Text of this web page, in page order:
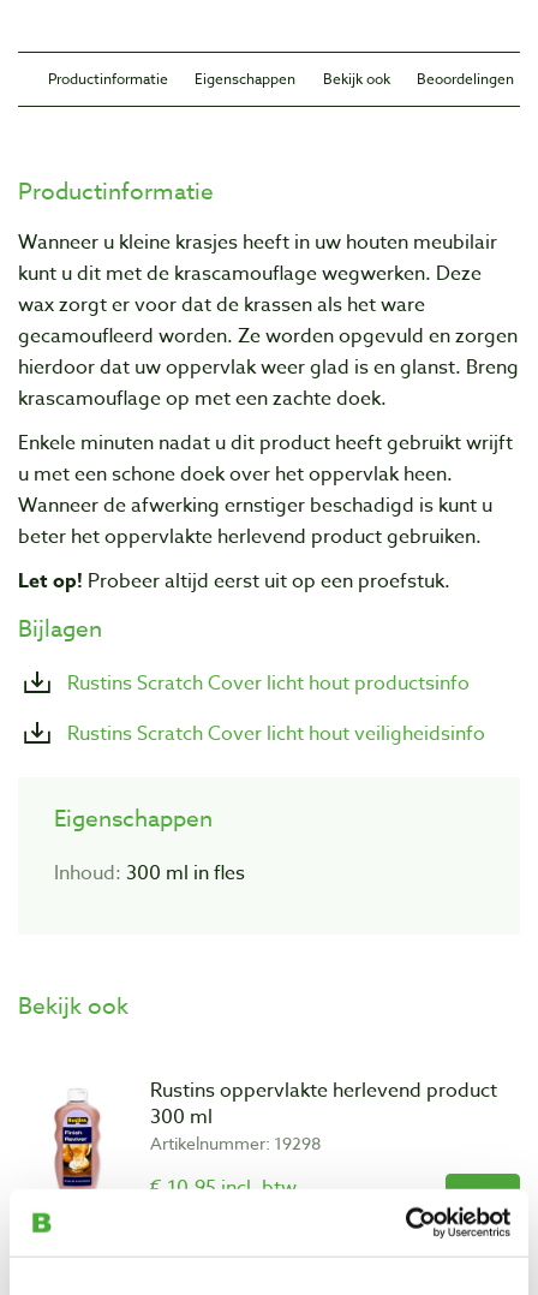
Productinformatie Eigenschappen Bekijk ook Beoordelingen
Productinformatie
Wanneer u kleine krasjes heeft in uw houten meubilair
kunt u dit met de krascamouflage wegwerken. Deze
wax zorgt er voor dat de krassen als het ware
gecamoufleerd worden. Ze worden opgevuld en zorgen
hierdoor dat uw oppervlak weer glad is en glanst. Breng
krascamouflage op met een zachte doek.
Enkele minuten nadat u dit product heeft gebruikt wrijft
u met een schone doek over het oppervlak heen.
Wanneer de afwerking ernstiger beschadigd is kunt u
beter het oppervlakte herlevend product gebruiken.
Let op! Probeer altijd eerst uit op een proefstuk.
Bijlagen
Rustins Scratch Cover licht hout productsinfo
Rustins Scratch Cover licht hout veiligheidsinfo
Eigenschappen
Inhoud: 300 ml in fles
Bekijk ook
Rustins oppervlakte herlevend product
300 ml
Artikelnummer: 19298
€ 10,95 incl. btw